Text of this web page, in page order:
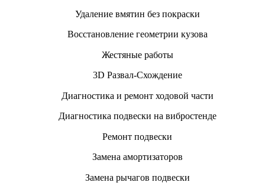
Удаление вмятин без покраски
Восстановление геометрии кузова
Жестяные работы
3D Развал-Схождение
Диагностика и ремонт ходовой части
Диагностика подвески на вибростенде
Ремонт подвески
Замена амортизаторов
Замена рычагов подвески